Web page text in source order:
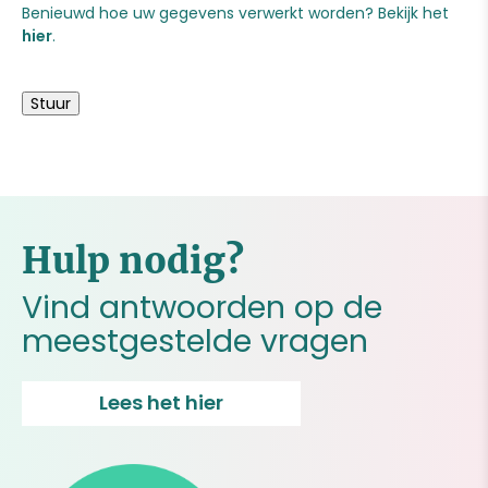
Benieuwd hoe uw gegevens verwerkt worden? Bekijk het
hier.
Stuur
Hulp nodig?
Vind antwoorden op de
meestgestelde vragen
Lees het hier